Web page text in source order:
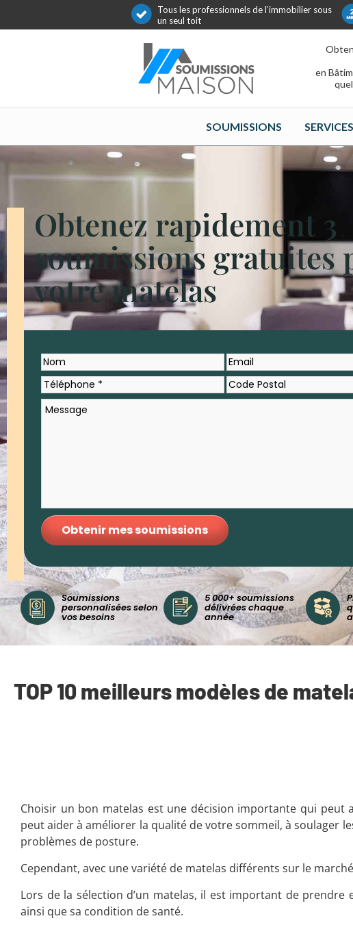
Tous les professionnels de l’immobilier sous
un seul toit
en
SOUMISSIONS SERVICES
Obtenez rapidement 3
soumissions gratuites
votre matelas
Soumissions
personnalisées selon
vos besoins
5 000+ soumissions
délivrées chaque
année
TOP 10 meilleurs modèles de
Choisir un bon matelas est une décision importante qui
peut aider à améliorer la qualité de votre sommeil, à soulager
problèmes de posture.
Cependant, avec une variété de matelas différents sur le
Lors de la sélection d’un matelas, il est important de
ainsi que sa condition de santé.